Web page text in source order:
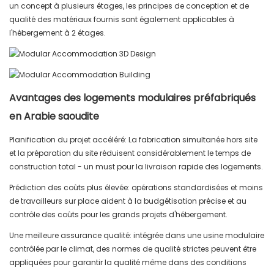
un concept à plusieurs étages, les principes de conception et de
qualité des matériaux fournis sont également applicables à
l'hébergement à 2 étages.
Avantages des logements modulaires préfabriqués
en Arabie saoudite
Planification du projet accéléré: La fabrication simultanée hors site
et la préparation du site réduisent considérablement le temps de
construction total - un must pour la livraison rapide des logements.
Prédiction des coûts plus élevée: opérations standardisées et moins
de travailleurs sur place aident à la budgétisation précise et au
contrôle des coûts pour les grands projets d'hébergement.
Une meilleure assurance qualité: intégrée dans une usine modulaire
contrôlée par le climat, des normes de qualité strictes peuvent être
appliquées pour garantir la qualité même dans des conditions